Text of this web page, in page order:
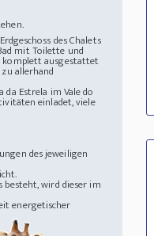
des Chalets
mit Toilette und
komplett ausgestattet
allerhand
Estrela im Vale do
einladet, viele
des jeweiligen
besteht, wird dieser im
energetischer